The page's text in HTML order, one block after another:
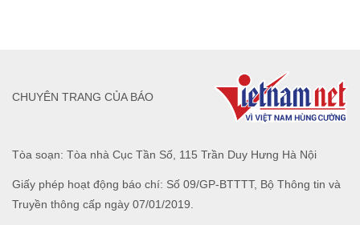
Tòa soạn: Tòa nhà Cục Tần Số, 115 Trần Duy Hưng Hà Nội
Giấy phép hoạt động báo chí: Số 09/GP-BTTTT, Bộ Thông tin và
Truyền thông cấp ngày 07/01/2019.
CHUYÊN TRANG CỦA BÁO